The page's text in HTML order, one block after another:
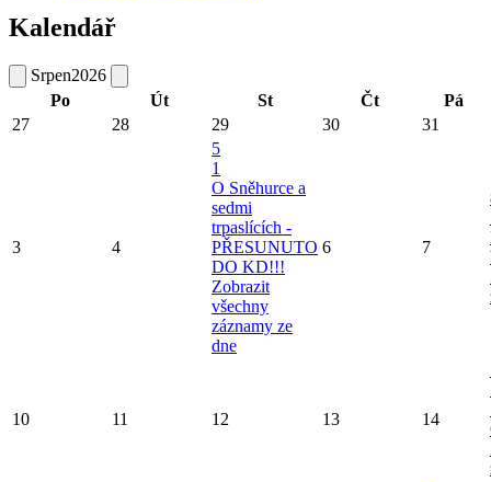
Kalendář
Srpen2026
Po
Út St Čt
Pá
27
28 29 30 31
3 4
5
1
O Sněhurce a
sedmi
trpaslících -
PŘESUNUTO
DO KD!!!
Zobrazit
všechny
záznamy ze
dne
6 7
10 11 12 13 14